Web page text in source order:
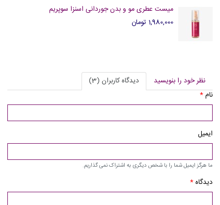
میست عطری مو و بدن جوردانی اسنزا سوپریم
1,980,000 تومان
نظر خود را بنویسید
دیدگاه کاربران (3)
نام*
ایمیل
ما هرگز ایمیل شما را با شخص دیگری به اشتراک نمی گذاریم.
دیدگاه*